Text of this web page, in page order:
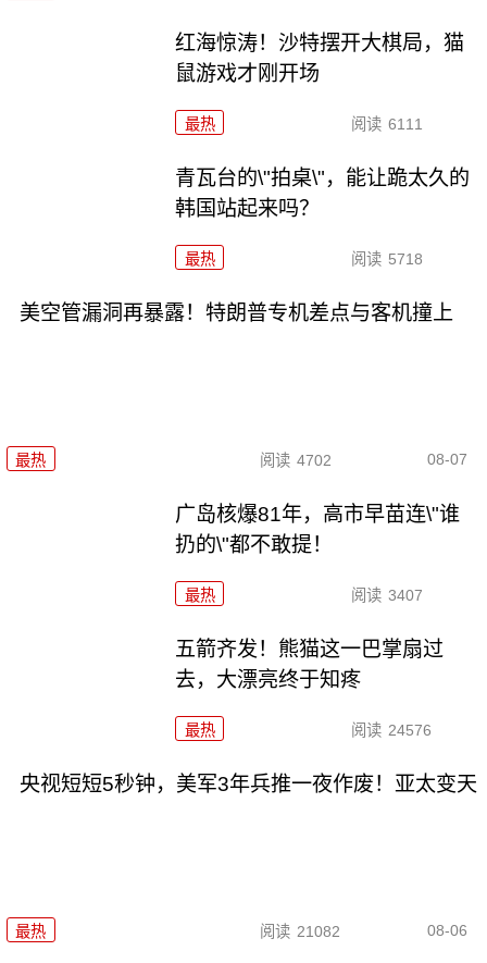
红海惊涛！沙特摆开大棋局，猫
鼠游戏才刚开场
最热 阅读 6111
青瓦台的\"拍桌\"，能让跪太久的
韩国站起来吗？
最热 阅读 5718
美空管漏洞再暴露！特朗普专机差点与客机撞上
最热 阅读 4702 08-07
广岛核爆81年，高市早苗连\"谁
扔的\"都不敢提！
最热 阅读 3407
五箭齐发！熊猫这一巴掌扇过
去，大漂亮终于知疼
最热 阅读 24576
央视短短5秒钟，美军3年兵推一夜作废！亚太变天
最热 阅读 21082 08-06